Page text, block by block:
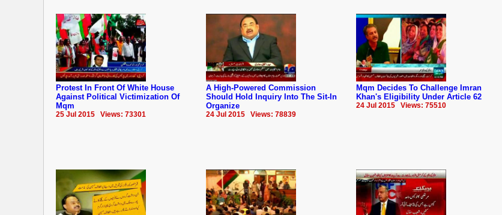
Protest In Front Of White House
Against Political Victimization Of
Mqm
25 Jul 2015 Views: 73301
A High-Powered Commission
Should Hold Inquiry Into The Sit-In
Organize
24 Jul 2015 Views: 78839
Mqm Decides To Challenge Imran
Khan's Eligibility Under Article 62
24 Jul 2015 Views: 75510